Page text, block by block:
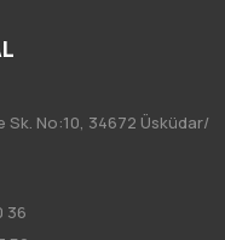
Sk. No:10, 34672 Üsküdar/
36